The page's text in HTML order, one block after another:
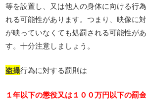
等を設置し、又は他人の身体に向ける行
れる可能性があります。つまり、映像に
が映っていなくても処罰される可能性が
す。十分注意しましょう。
盗撮行為に対する罰則は
１年以下の懲役又は１００万円以下の罰金